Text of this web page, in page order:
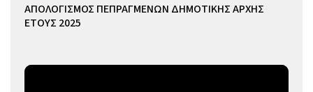
ΑΠΟΛΟΓΙΣΜΟΣ ΠΕΠΡΑΓΜΕΝΩΝ ΔΗΜΟΤΙΚΗΣ ΑΡΧΗΣ
ΕΤΟΥΣ 2025